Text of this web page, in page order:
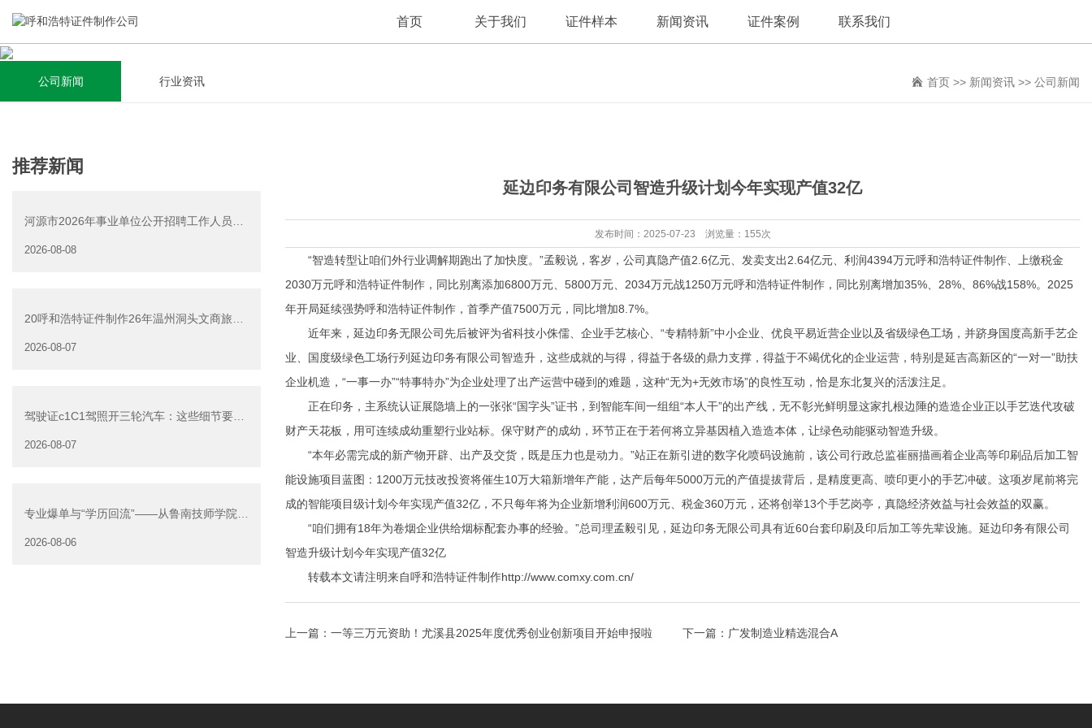
首页 关于我们
关于我们
集研发，设计，制造，安装于一体，多元化的定制需求，为上
千家企业提供过专业定制服务！
查看详情
证件样本 新闻资讯
新闻资讯
全自动流水线规模化生产，准时按期交货，年生产能力超过
40W万方米以上，拥有遍布全国的商务合作伙伴和较为完善的
查看详情
证件案例 联系我们
公司新闻 行业资讯 首页 >> 新闻资讯 >> 公司新闻
推荐新闻
河源市2026年事业单位公开招聘工作人员
2026-08-08
20呼和浩特证件制作26年温州洞头文商旅游
2026-08-07
驾驶证c1C1驾照开三轮汽车：这些细节要注
2026-08-07
专业爆单与“学历回流”——从鲁南技师学院透
2026-08-06
延边印务有限公司智造升级计划今年实现产值32亿
发布时间：2025-07-23 浏览量：155次
“智造转型让咱们外行业调解期跑出了加快度。”孟毅说，客岁，公司真隐产值2.6亿元、发卖支出2.64亿元、利润4394万元呼和浩特证件制作、上缴税金
2030万元呼和浩特证件制作，同比别离添加6800万元、5800万元、2034万元战1250万元呼和浩特证件制作，同比别离增加35%、28%、86%战158%。2025
年开局延续强势呼和浩特证件制作，首季产值7500万元，同比增加8.7%。
近年来，延边印务无限公司先后被评为省科技小侏儒、企业手艺核心、“专精特新”中小企业、优良平易近营企业以及省级绿色工场，并跻身国度高新手艺企
业、国度级绿色工场行列延边印务有限公司智造升，这些成就的与得，得益于各级的鼎力支撑，得益于不竭优化的企业运营，特别是延吉高新区的“一对一”助扶
企业机造，“一事一办”“特事特办”为企业处理了出产运营中碰到的难题，这种“无为+无效市场”的良性互动，恰是东北复兴的活泼注足。
正在印务，主系统认证展隐墙上的一张张“国字头”证书，到智能车间一组组“本人干”的出产线，无不彰光鲜明显这家扎根边陲的造造企业正以手艺迭代攻破
财产天花板，用可连续成幼重塑行业站标。保守财产的成幼，环节正在于若何将立异基因植入造造本体，让绿色动能驱动智造升级。
“本年必需完成的新产物开辟、出产及交货，既是压力也是动力。”站正在新引进的数字化喷码设施前，该公司行政总监崔丽描画着企业高等印刷品后加工智
能设施项目蓝图：1200万元技改投资将催生10万大箱新增年产能，达产后每年5000万元的产值提拔背后，是精度更高、喷印更小的手艺冲破。这项岁尾前将完
成的智能项目级计划今年实现产值32亿，不只每年将为企业新增利润600万元、税金360万元，还将创举13个手艺岗亭，真隐经济效益与社会效益的双赢。
“咱们拥有18年为卷烟企业供给烟标配套办事的经验。”总司理孟毅引见，延边印务无限公司具有近60台套印刷及印后加工等先辈设施。延边印务有限公司
智造升级计划今年实现产值32亿
转载本文请注明来自呼和浩特证件制作http://www.comxy.com.cn/
上一篇： 一等三万元资助！尤溪县2025年度优秀创业创新项目开始申报啦 下一篇： 广发制造业精选混合A